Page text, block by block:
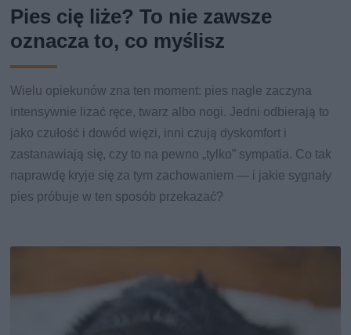
Pies cię liże? To nie zawsze
oznacza to, co myślisz
Wielu opiekunów zna ten moment: pies nagle zaczyna
intensywnie lizać ręce, twarz albo nogi. Jedni odbierają to
jako czułość i dowód więzi, inni czują dyskomfort i
zastanawiają się, czy to na pewno „tylko” sympatia. Co tak
naprawdę kryje się za tym zachowaniem — i jakie sygnały
pies próbuje w ten sposób przekazać?